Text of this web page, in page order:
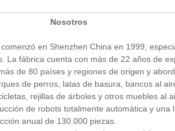
Nosotros
en Shenzhen China en 1999,
La fábrica cuenta con más de 22 años de
de 80 países y regiones de origen y
de perros, latas de basura, bancos al
rejillas de árboles y otros muebles al
de robots totalmente automática y una
anual de 130.000 piezas.